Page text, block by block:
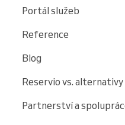
Portál služeb
Reference
Blog
Reservio vs. alternativy
Partnerství a